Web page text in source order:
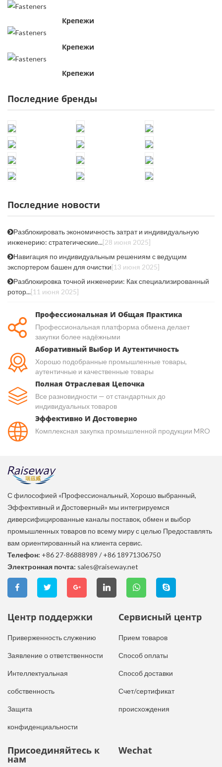
Крепежи
Крепежи
Крепежи
Последние бренды
Последние новости
Разблокировать экономичность затрат и индивидуальную
инженерию: стратегические...[28 июня 2025]
Навигация по индивидуальным решениям с ведущим
экспортером башен для очистки[13 июня 2025]
Разблокировка точной инженерии: Как специализированный
ротор...[11 июня 2025]
Профессиональная И Общая Практика
Профессиональная платформа обмена делает
закупки более надёжными
Аборативный Выбор И Аутентичность
Хорошо подобранные промышленные товары,
аутентичные и качественные товары
Полная Отраслевая Цепочка
Все разновидности — от стандартных до
индивидуальных товаров
Эффективно И Достоверно
Комплексная закупка промышленной продукции MRO
С философией «Профессиональный, Хорошо выбранный,
Эффективный и Достоверный» мы интегрируемся
диверсифицированные каналы поставок, обмен и выбор
промышленных товаров по всему миру с целью Предоставлять
вам ориентированный на клиента сервис.
Телефон: +86 27-86888989 / +86 18971306750
Электронная почта: sales@raiseway.net
Центр поддержки
Приверженность служению
Заявление о ответственности
Интеллектуальная
собственность
Защита
конфиденциальности
Сервисный центр
Прием товаров
Способ оплаты
Способ доставки
Счет/сертификат
происхождения
Присоединяйтесь к
нам
Wechat